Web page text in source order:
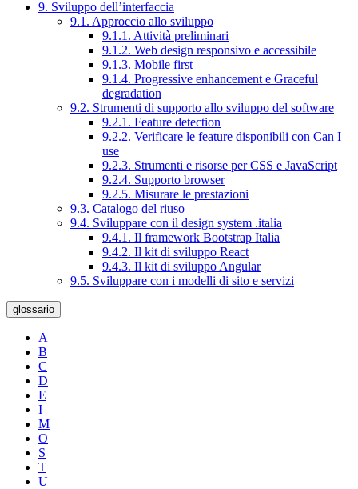
9. Sviluppo dell’interfaccia
9.1. Approccio allo sviluppo
9.1.1. Attività preliminari
9.1.2. Web design responsivo e accessibile
9.1.3. Mobile first
9.1.4. Progressive enhancement e Graceful
degradation
9.2. Strumenti di supporto allo sviluppo del software
9.2.1. Feature detection
9.2.2. Verificare le feature disponibili con Can I
use
9.2.3. Strumenti e risorse per CSS e JavaScript
9.2.4. Supporto browser
9.2.5. Misurare le prestazioni
9.3. Catalogo del riuso
9.4. Sviluppare con il design system .italia
9.4.1. Il framework Bootstrap Italia
9.4.2. Il kit di sviluppo React
9.4.3. Il kit di sviluppo Angular
9.5. Sviluppare con i modelli di sito e servizi
glossario
A
B
C
D
E
I
M
O
S
T
U